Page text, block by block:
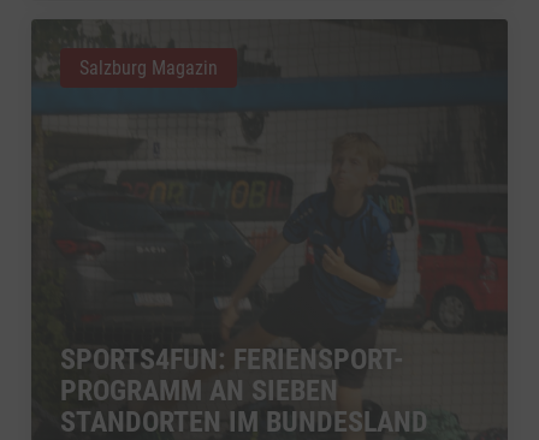
SPORTS4FUN: FERIENSPORT-
PROGRAMM AN SIEBEN
STANDORTEN IM BUNDESLAND
Salzburg Magazin